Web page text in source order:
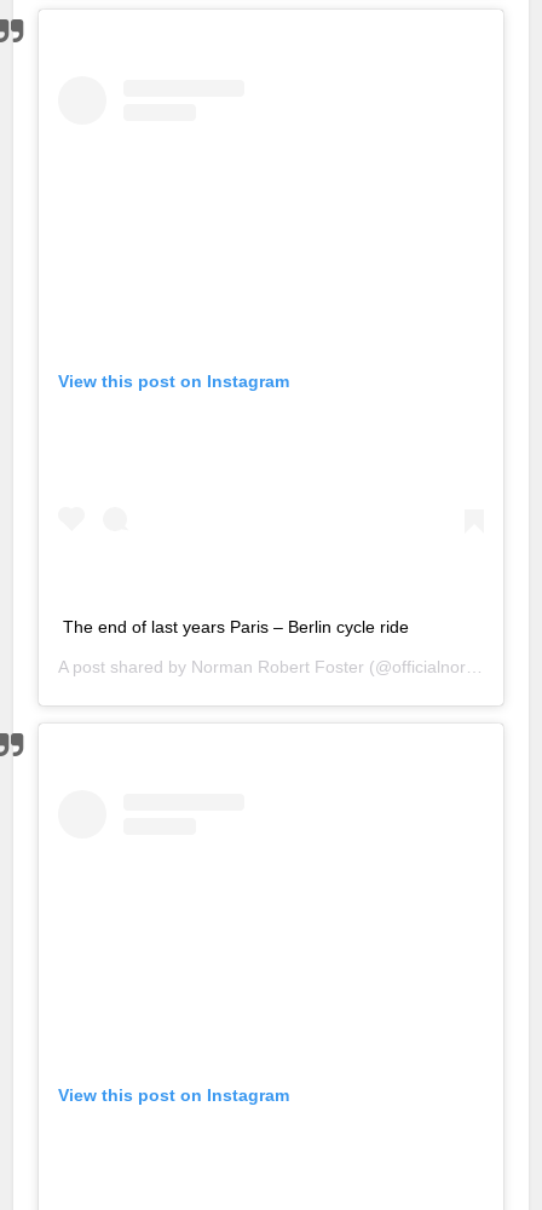
View this post on Instagram
The end of last years Paris – Berlin cycle ride
A post shared by Norman Robert Foster (@officialnormanfoster) on
View this post on Instagram